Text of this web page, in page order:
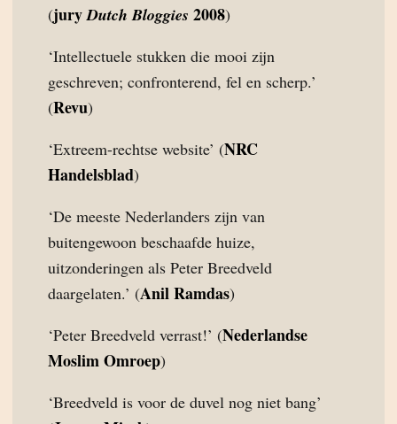
(juryDutch Bloggies 2008)
‘Intellectuele stukken die mooi zijn
geschreven; confronterend, fel en scherp.’
(Revu)
‘Extreem-rechtse website’ (NRC
Handelsblad)
‘De meeste Nederlanders zijn van
buitengewoon beschaafde huize,
uitzonderingen als Peter Breedveld
daargelaten.’ (Anil Ramdas)
‘Peter Breedveld verrast!’ (Nederlandse
Moslim Omroep)
‘Breedveld is voor de duvel nog niet bang’